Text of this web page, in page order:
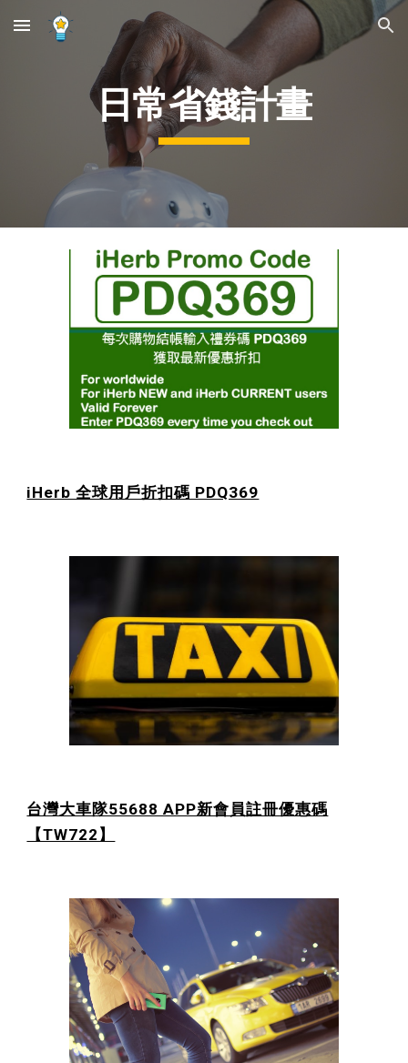
Skip to main content Skip to navigation
日常省錢計畫
iHerb 全球用戶折扣碼 PDQ369
台灣大車隊55688 APP新會員註冊優惠碼
【TW722】